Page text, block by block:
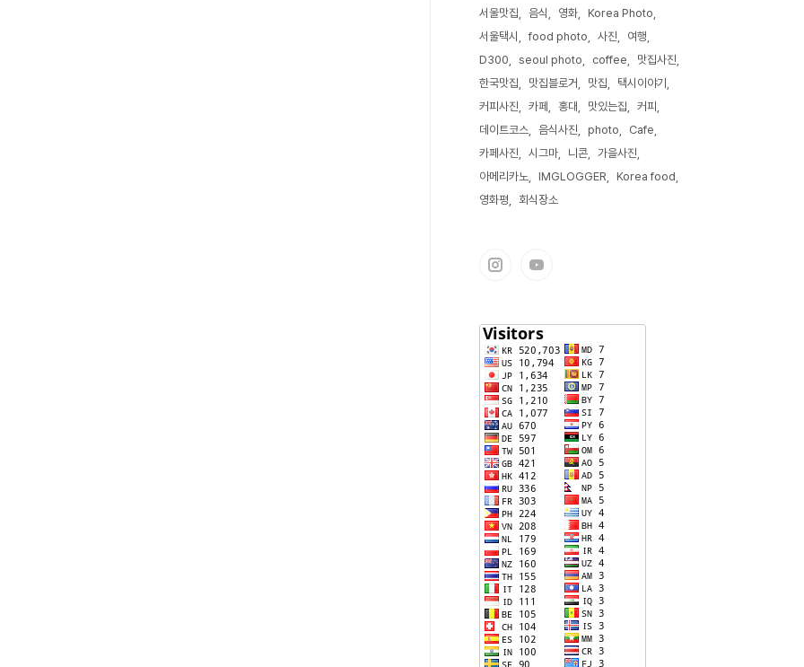
서울맛집
음식 영화
Korea Photo
서울택시
food photo 사진
여행
D300
seoul photo coffee
맛집사진
한국맛집
맛집블로거 맛집
택시이야기
커피사진
카페 홍대 맛있는집
커피
데이트코스
음식사진 photo
Cafe
카페사진
시그마 니콘
가을사진
아메리카노
IMGLOGGER
Korea food
영화평
회식장소